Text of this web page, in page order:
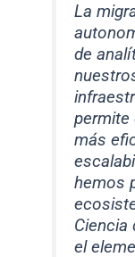
La
de
permite
más
hemos
Ciencia
el